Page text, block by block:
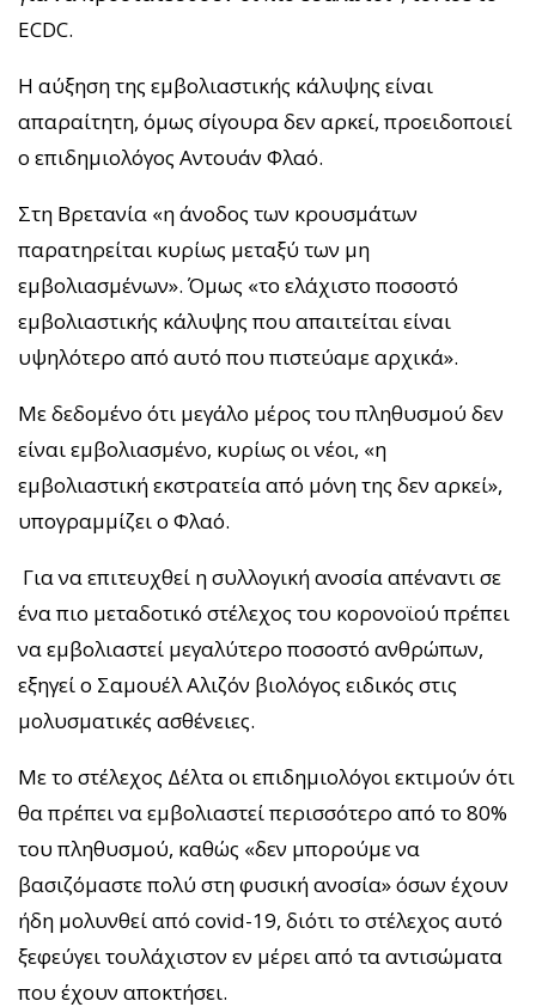
ECDC.
Η αύξηση της εμβολιαστικής κάλυψης είναι
απαραίτητη, όμως σίγουρα δεν αρκεί, προειδοποιεί
ο επιδημιολόγος Αντουάν Φλαό.
Στη Βρετανία «η άνοδος των κρουσμάτων
παρατηρείται κυρίως μεταξύ των μη
εμβολιασμένων». Όμως «το ελάχιστο ποσοστό
εμβολιαστικής κάλυψης που απαιτείται είναι
υψηλότερο από αυτό που πιστεύαμε αρχικά».
Με δεδομένο ότι μεγάλο μέρος του πληθυσμού δεν
είναι εμβολιασμένο, κυρίως οι νέοι, «η
εμβολιαστική εκστρατεία από μόνη της δεν αρκεί»,
υπογραμμίζει ο Φλαό.
Για να επιτευχθεί η συλλογική ανοσία απέναντι σε
ένα πιο μεταδοτικό στέλεχος του κορονοϊού πρέπει
να εμβολιαστεί μεγαλύτερο ποσοστό ανθρώπων,
εξηγεί ο Σαμουέλ Αλιζόν βιολόγος ειδικός στις
μολυσματικές ασθένειες.
Με το στέλεχος Δέλτα οι επιδημιολόγοι εκτιμούν ότι
θα πρέπει να εμβολιαστεί περισσότερο από το 80%
του πληθυσμού, καθώς «δεν μπορούμε να
βασιζόμαστε πολύ στη φυσική ανοσία» όσων έχουν
ήδη μολυνθεί από covid-19, διότι το στέλεχος αυτό
ξεφεύγει τουλάχιστον εν μέρει από τα αντισώματα
που έχουν αποκτήσει.